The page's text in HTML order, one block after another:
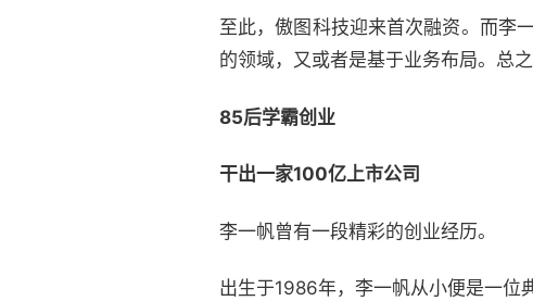
至此，傲图科技迎来首次融资。而李
的领域，又或者是基于业务布局。总
85后学霸创业
干出一家100亿上市公司
李一帆曾有一段精彩的创业经历。
出生于1986年，李一帆从小便是一位